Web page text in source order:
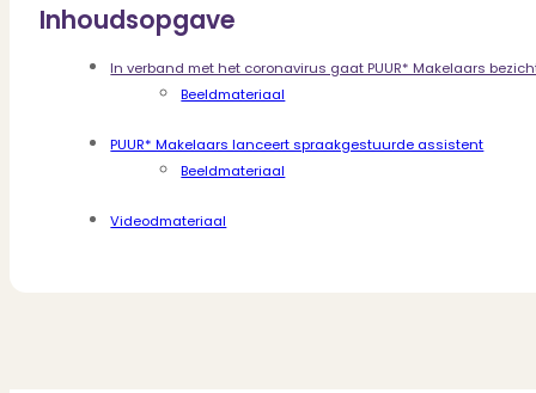
Inhoudsopgave
In verband met het coronavirus gaat PUUR* Makelaars
Beeldmateriaal
PUUR* Makelaars lanceert spraakgestuurde assistent
Beeldmateriaal
Videodmateriaal